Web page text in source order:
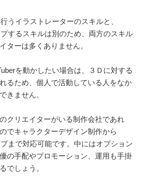
うイラストレーターのスキルと、
するスキルは別のため、両方のスキル
ターは多くありません。
を動かしたい場合は、３Ｄに対する
るため、個人で活動している人をなか
きません。
クリエイターがいる制作会社であれ
でキャラクターデザイン制作から
まで対応可能です。中にはオプション
の手配やプロモーション、運用も手掛
でしょう。